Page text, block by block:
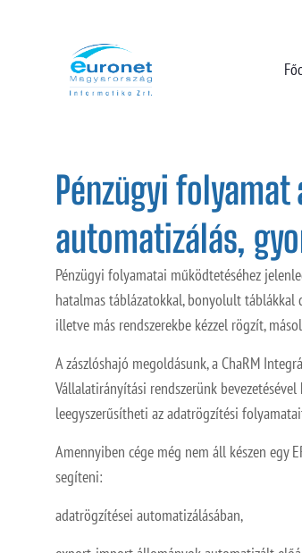
Pénzügyi
automatizálás,
Pénzügyi folyamatai működtetéséhez
hatalmas táblázatokkal, bonyolult táblákkal
illetve más rendszerekbe kézzel rögzít,
A zászlóshajó megoldásunk, a ChaRM
Vállalatirányítási rendszerünk
leegyszerűsítheti az adatrögzítési
Amennyiben cége még nem áll készen egy
segíteni:
adatrögzítései automatizálásában,